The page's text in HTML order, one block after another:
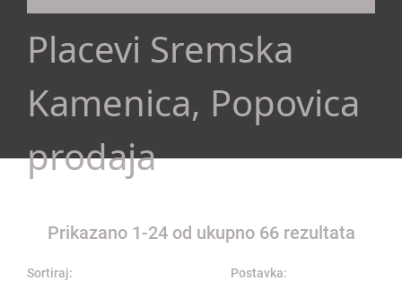
Placevi Sremska
Kamenica, Popovica
prodaja
Prikazano 1-24 od ukupno 66 rezultata
Postavka:
Sortiraj: